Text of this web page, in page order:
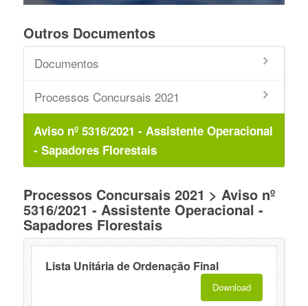
Outros Documentos
Documentos
Processos Concursais 2021
Aviso nº 5316/2021 - Assistente Operacional
- Sapadores Florestais
Processos Concursais 2021 > Aviso nº
5316/2021 - Assistente Operacional -
Sapadores Florestais
Lista Unitária de Ordenação Final
Download